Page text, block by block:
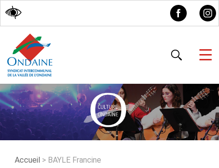
Accessibilité
Accueil > BAYLE Francine